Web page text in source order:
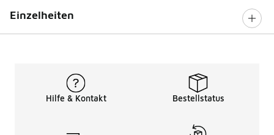
Einzelheiten
Hilfe & Kontakt Bestellstatus